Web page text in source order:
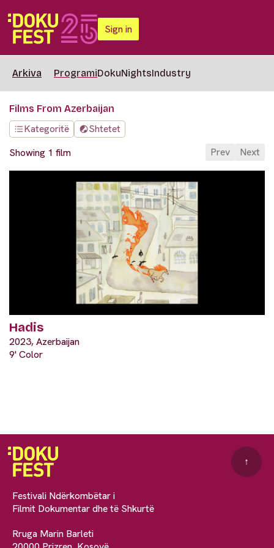
Sign in
Arkiva ProgramiDokuNightsIndustry
Films From Azerbaijan
Kategoritë
Shtetet
Showing 1 film
Prev Next
Hadis
2023, Azerbaijan
9' Color
Festivali Ndërkombëtar i
Filmit Dokumentar dhe të Shkurtë
Rruga Marin Barleti
↑